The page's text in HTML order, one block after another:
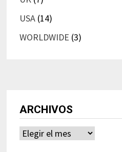
USA(14)
WORLDWIDE (3)
ARCHIVOS
Archivos